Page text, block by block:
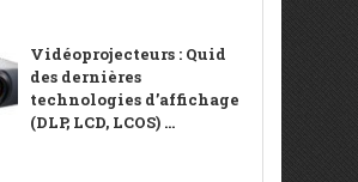
Vidéoprojecteurs : Quid
des dernières
technologies d’affichage
(DLP, LCD, LCOS) ...